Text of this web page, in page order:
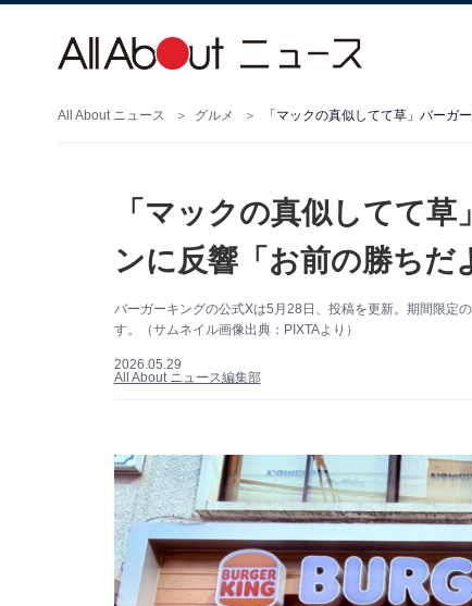
All About ニュース グルメ
「マックの真似してて
ンに反響「お前の勝ちだ
バーガーキングの公式Xは5月28日、投稿を更新。期間限定
す。（サムネイル画像出典：PIXTAより）
2026.05.29
All About ニュース編集部